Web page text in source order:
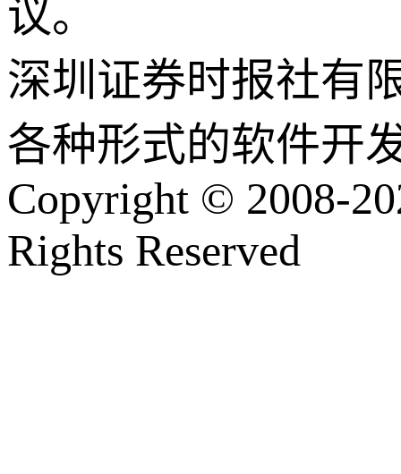
议。
深圳证券时报社有
各种形式的软件开
Copyright © 2008-
Rights Reserved